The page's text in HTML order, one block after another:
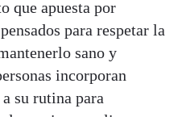
que apuesta por
para respetar la
sano y
incorporan
su rutina para